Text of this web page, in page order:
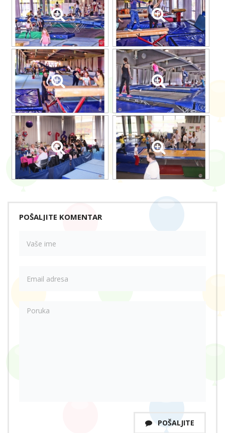
POŠALJITE KOMENTAR
POŠALJITE